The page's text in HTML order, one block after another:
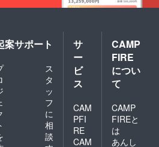
が、で
してい
きたい
と思い
ます。
案サポート
ス
タ
ッ
フ
に
相
談
サ
ー
ビ
ス
CAM
PFI
RE
CAM
CAMP
FIRE
につい
て
CAMP
FIREと
は
あんし